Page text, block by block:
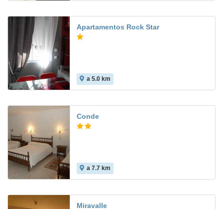
Apartamentos Rock Star
a 5.0 km
Conde
a 7.7 km
Miravalle